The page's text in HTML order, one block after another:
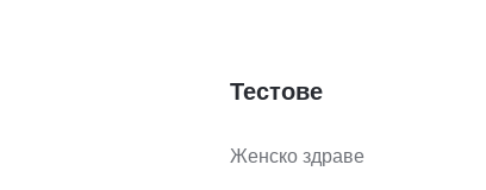
Тестове
Женско здраве